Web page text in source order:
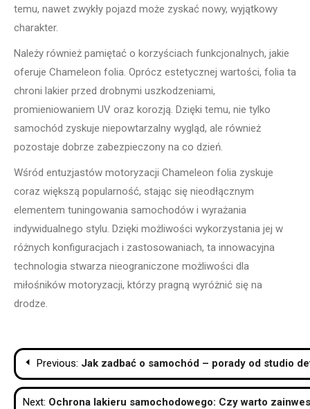
temu, nawet zwykły pojazd może zyskać nowy, wyjątkowy
charakter.
Należy również pamiętać o korzyściach funkcjonalnych, jakie
oferuje Chameleon folia. Oprócz estetycznej wartości, folia ta
chroni lakier przed drobnymi uszkodzeniami,
promieniowaniem UV oraz korozją. Dzięki temu, nie tylko
samochód zyskuje niepowtarzalny wygląd, ale również
pozostaje dobrze zabezpieczony na co dzień.
Wśród entuzjastów motoryzacji Chameleon folia zyskuje
coraz większą popularność, stając się nieodłącznym
elementem tuningowania samochodów i wyrażania
indywidualnego stylu. Dzięki możliwości wykorzystania jej w
różnych konfiguracjach i zastosowaniach, ta innowacyjna
technologia stwarza nieograniczone możliwości dla
miłośników motoryzacji, którzy pragną wyróżnić się na
drodze.
Nawigacja
wpisu
Previous: Jak zadbać o samochód – porady od studio
Next: Ochrona lakieru samochodowego: Czy warto